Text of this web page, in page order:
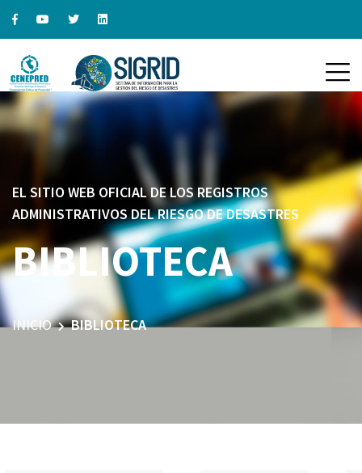
EL SITIO WEB OFICIAL DE LOS REGISTROS
ADMINISTRATIVOS DEL RIESGO DE DESASTRES
BIBLIOTECA
INICIO BIBLIOTECA